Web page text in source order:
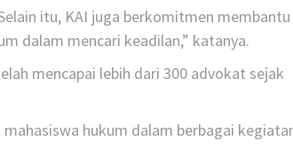
itu, KAI juga berkomitmen membantu
dalam mencari keadilan,” katanya.
mencapai lebih dari 300 advokat sejak
hukum dalam berbagai